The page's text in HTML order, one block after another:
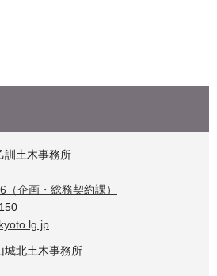
訓土木事務所
企画・総務契約課）
城北土木事務所